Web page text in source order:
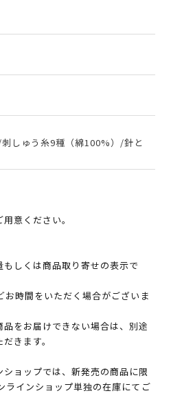
しゅう糸9種（綿100%）/針と
意ください。
しくは商品取り寄せの表示で
時間をいただく場合がございま
をお届けできない場合は、別途
きます。
ョップでは、新発売の商品に限
ラインショップ単独の在庫にてご